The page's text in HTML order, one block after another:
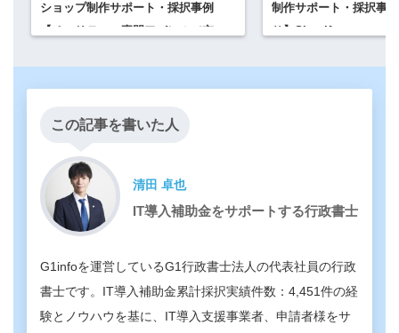
ショップ制作サポート・採択事例
【チャリティー専門アパレル（京都
制作サポート・採択事
り】Shopify
この記事を書いた人
清田 卓也
IT導入補助金をサポートする行政書士
G1infoを運営しているG1行政書士法人の代表社員の行政
書士です。IT導入補助金累計採択実績件数：4,451件の経
験とノウハウを基に、IT導入支援事業者、申請者様をサ